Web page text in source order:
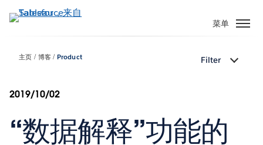
转
容
菜单
主页 博客 Product Filter
2019/10/02
“数据解释”功能的